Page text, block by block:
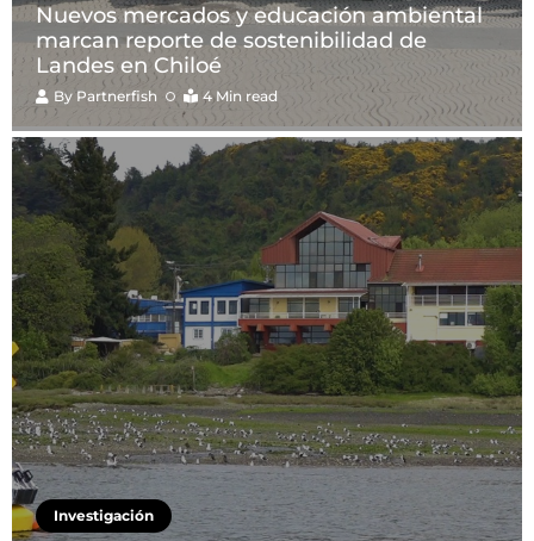
Nuevos mercados y educación ambiental
marcan reporte de sostenibilidad de
Landes en Chiloé
By Partnerfish 4 Min read
Investigación